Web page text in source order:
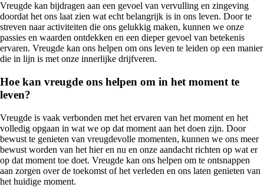
Vreugde kan bijdragen aan een gevoel van vervulling en zingeving
doordat het ons laat zien wat echt belangrijk is in ons leven. Door te
streven naar activiteiten die ons gelukkig maken, kunnen we onze
passies en waarden ontdekken en een dieper gevoel van betekenis
ervaren. Vreugde kan ons helpen om ons leven te leiden op een manier
die in lijn is met onze innerlijke drijfveren.
Hoe kan vreugde ons helpen om in het moment te
leven?
Vreugde is vaak verbonden met het ervaren van het moment en het
volledig opgaan in wat we op dat moment aan het doen zijn. Door
bewust te genieten van vreugdevolle momenten, kunnen we ons meer
bewust worden van het hier en nu en onze aandacht richten op wat er
op dat moment toe doet. Vreugde kan ons helpen om te ontsnappen
aan zorgen over de toekomst of het verleden en ons laten genieten van
het huidige moment.